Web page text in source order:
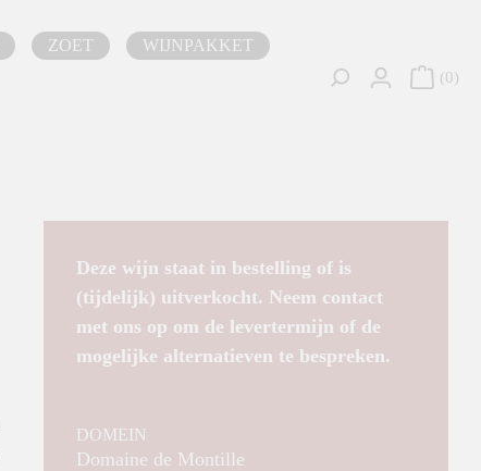
ZOET
WIJNPAKKET
0
Deze wijn staat in bestelling of is
(tijdelijk) uitverkocht. Neem contact
met ons op om de levertermijn of de
mogelijke alternatieven te bespreken.
DOMEIN
Domaine de Montille